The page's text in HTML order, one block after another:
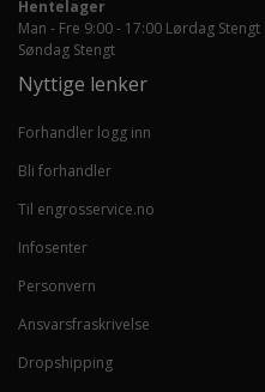
Hentelager
Man - Fre 9:00 - 17:00 Lørdag Stengt
Søndag Stengt
Nyttige lenker
Forhandler logg inn
Bli forhandler
Til engrosservice.no
Infosenter
Personvern
Ansvarsfraskrivelse
Dropshipping